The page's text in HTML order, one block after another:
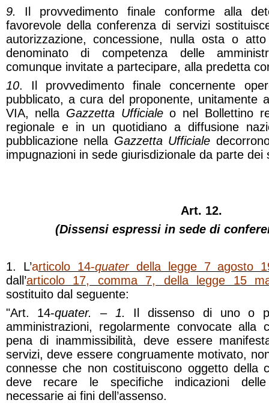
9. Il provvedimento finale conforme alla
favorevole della conferenza di servizi
autorizzazione, concessione, nulla osta o
denominato di competenza delle
comunque invitate a partecipare, alla predetta
10. Il provvedimento finale concernente
pubblicato, a cura del proponente, unitamente
VIA, nella Gazzetta Ufficialeo nel Bollettino
regionale e in un quotidiano a diffusione
pubblicazione nella Gazzetta Ufficiale
impugnazioni in sede giurisdizionale da parte dei
Art. 12.
(Dissensi espressi in sede di
1. L’articolo 14-quaterdella legge 7 agosto
dall’articolo 17, comma 7, della legge 15
sostituito dal seguente:
"Art. 14-quater. – 1.
Il dissenso di uno o
amministrazioni, regolarmente convocate alla
pena di inammissibilità, deve essere
servizi, deve essere congruamente motivato,
connesse che non costituiscono oggetto della
deve recare le specifiche indicazioni delle
necessarie ai fini dell’assenso.